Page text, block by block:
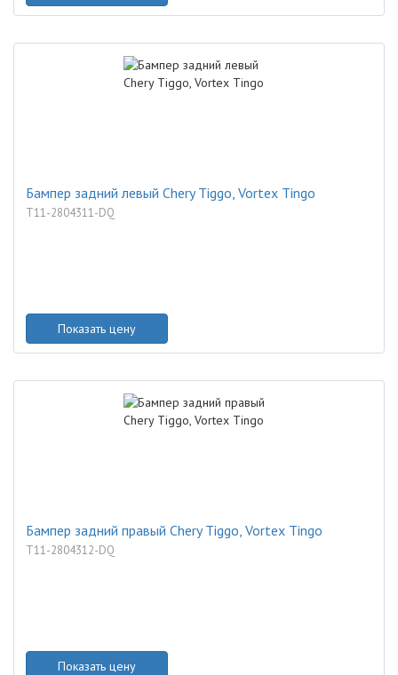
Бампер задний левый Chery Tiggo, Vortex Tingo
T11-2804311-DQ
Показать цену
Бампер задний правый Chery Tiggo, Vortex Tingo
T11-2804312-DQ
Показать цену